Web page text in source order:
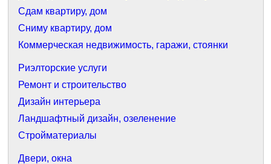
Сдам квартиру, дом
Сниму квартиру, дом
Коммерческая недвижимость, гаражи, стоянки
Риэлторские услуги
Ремонт и строительство
Дизайн интерьера
Ландшафтный дизайн, озеленение
Стройматериалы
Двери, окна